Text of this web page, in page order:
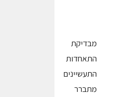
מבדיקת
התאחדות
התעשיינים
מתברר